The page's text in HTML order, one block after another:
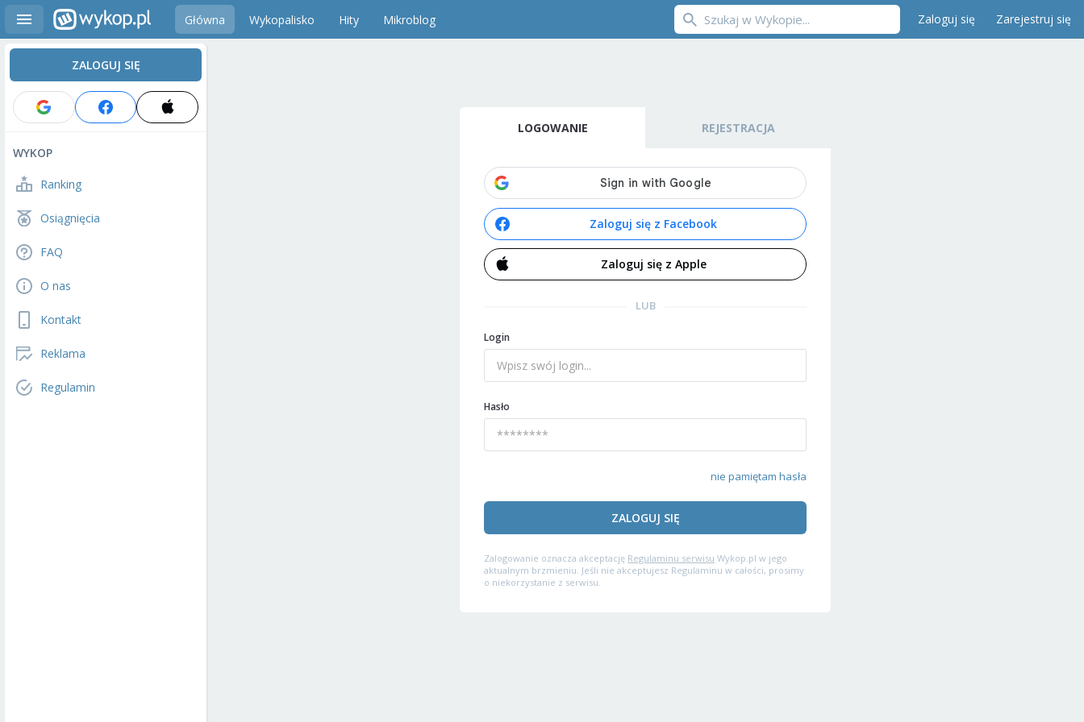
Główna Wykopalisko Hity Mikroblog Zaloguj się Zarejestruj się
ZALOGUJ SIĘ
WYKOP
Ranking
Osiągnięcia
FAQ
O nas
Kontakt
Reklama
Regulamin
LOGOWANIE REJESTRACJA
Zaloguj się z Facebook
Zaloguj się z Apple
LUB
Login
Hasło
nie pamiętam hasła
ZALOGUJ SIĘ
Zalogowanie oznacza akceptację Regulaminu serwisu Wykop.pl w jego
aktualnym brzmieniu. Jeśli nie akceptujesz Regulaminu w całości, prosimy
o niekorzystanie z serwisu.